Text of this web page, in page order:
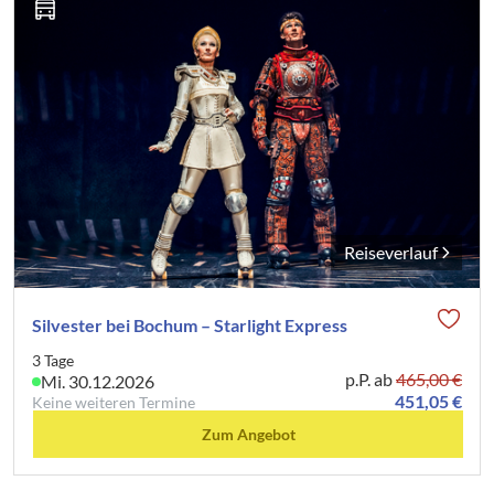
Reiseverlauf
Silvester bei Bochum – Starlight Express
3 Tage
Mi. 30.12.2026
Keine weiteren Termine
p.P. ab465,00 €
451,05 €
Zum Angebot